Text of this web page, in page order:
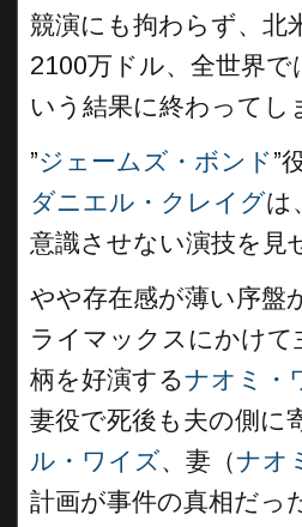
競演にも拘わらず、北
2100万ドル、全世界で
いう結果に終わってし
”ジェームズ・ボンド”
ダニエル・クレイグは
意識させない演技を見
やや存在感が薄い序盤
ライマックスにかけて
柄を好演するナオミ・
妻役で死後も夫の側に
ル・ワイズ、妻（ナオ
計画が事件の真相だっ